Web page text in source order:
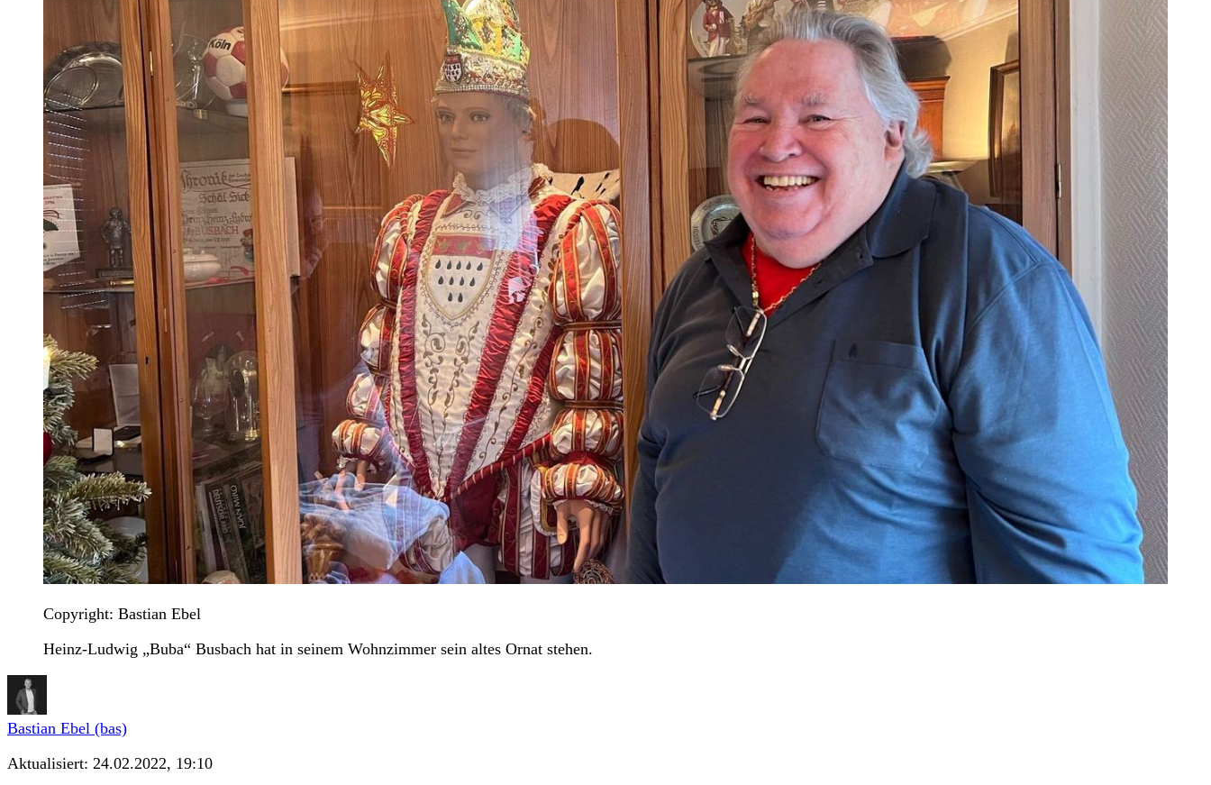
Copyright: Bastian Ebel
Heinz-Ludwig „Buba“ Busbach hat in seinem Wohnzimmer sein altes Ornat stehen.
Bastian Ebel (bas)
Aktualisiert: 24.02.2022, 19:10